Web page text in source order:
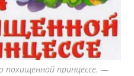
похищенной принцессе. —